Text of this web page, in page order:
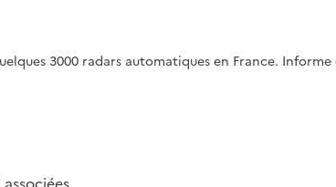
3000 radars automatiques en France.